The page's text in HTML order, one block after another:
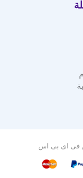
فى اى بى اس